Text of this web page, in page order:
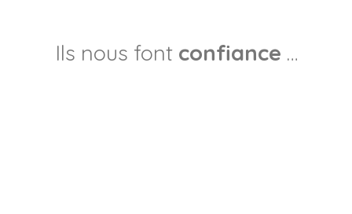
Ils nous font confiance …